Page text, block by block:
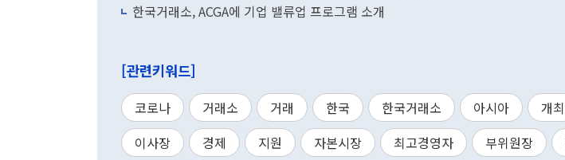
한국거래소, ACGA에 기업 밸류업 프로그램 소개
[관련키워드]
코로나 거래소 거래 한국 한국거래소 아시아 개최
이사장
경제 지원 자본시장 최고경영자 부위원장